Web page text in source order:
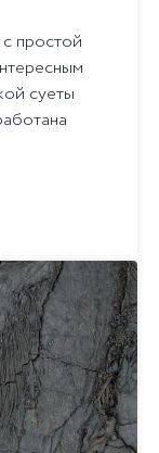
простой
суеты